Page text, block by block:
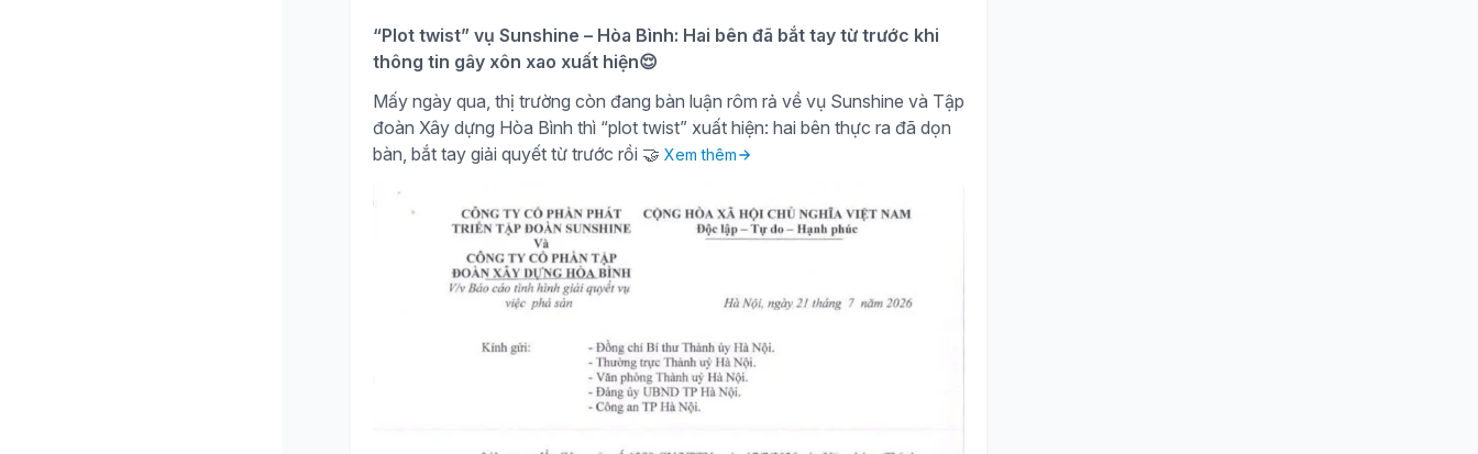
“Plot twist” vụ Sunshine – Hòa Bình: Hai bên đã bắt tay từ trước khi
thông tin gây xôn xao xuất hiện😌
Mấy ngày qua, thị trường còn đang bàn luận rôm rả về vụ Sunshine và Tập
đoàn Xây dựng Hòa Bình thì “plot twist” xuất hiện: hai bên thực ra đã dọn
bàn, bắt tay giải quyết từ trước rồi 🤝 Xem thêm